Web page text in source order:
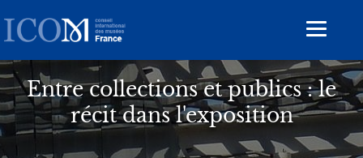
au
contenu
principal
Toggle
Entre collections et publics : le
récit dans l'exposition